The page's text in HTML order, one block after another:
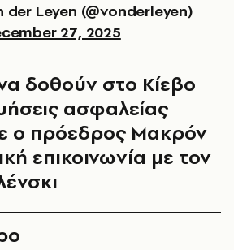
Leyen (@vonderleyen)
27, 2025
δοθούν στο Κίεβο
ασφαλείας
ο πρόεδρος Μακρόν
επικοινωνία με τον